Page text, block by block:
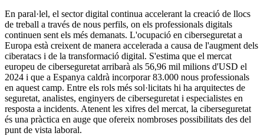
En paral·lel, el sector digital continua accelerant la creació de llocs
de treball a través de nous perfils, on els professionals digitals
continuen sent els més demanats. L'ocupació en ciberseguretat a
Europa està creixent de manera accelerada a causa de l'augment dels
ciberatacs i de la transformació digital. S'estima que el mercat
europeu de ciberseguretat arribarà als 56,96 mil milions d'USD el
2024 i que a Espanya caldrà incorporar 83.000 nous professionals
en aquest camp. Entre els rols més sol·licitats hi ha arquitectes de
seguretat, analistes, enginyers de ciberseguretat i especialistes en
resposta a incidents. Atenent les xifres del mercat, la ciberseguretat
és una pràctica en auge que ofereix nombroses possibilitats des del
punt de vista laboral.